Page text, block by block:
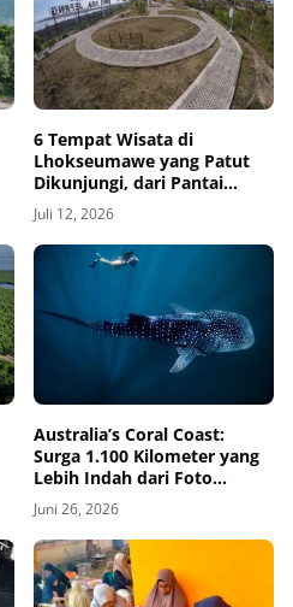
6 Tempat Wisata di
Lhokseumawe yang Patut
Dikunjungi, dari Pantai
Ujong Blang hingga Bukit
Goa Jepang
Juli 12, 2026
Australia’s Coral Coast:
Surga 1.100 Kilometer yang
Lebih Indah dari Foto
Promosi
Juni 26, 2026